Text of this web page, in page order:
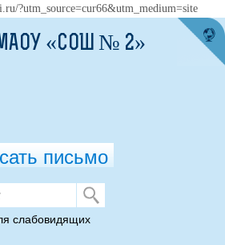
?utm_source=cur66&utm_medium=site
ПАВ
«СОШ № 2»
письмо
слабовидящих